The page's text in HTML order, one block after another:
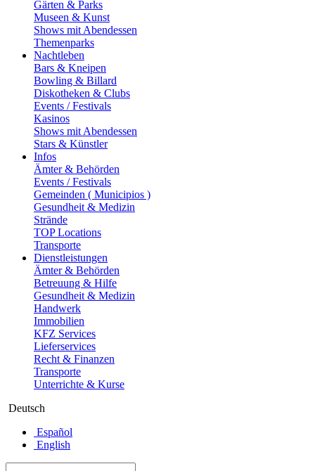
Gärten & Parks
Museen & Kunst
Shows mit Abendessen
Themenparks
Nachtleben
Bars & Kneipen
Bowling & Billard
Diskotheken & Clubs
Events / Festivals
Kasinos
Shows mit Abendessen
Stars & Künstler
Infos
Ämter & Behörden
Events / Festivals
Gemeinden ( Municipios )
Gesundheit & Medizin
Strände
TOP Locations
Transporte
Dienstleistungen
Ämter & Behörden
Betreuung & Hilfe
Gesundheit & Medizin
Handwerk
Immobilien
KFZ Services
Lieferservices
Recht & Finanzen
Transporte
Unterrichte & Kurse
Deutsch
Español
English